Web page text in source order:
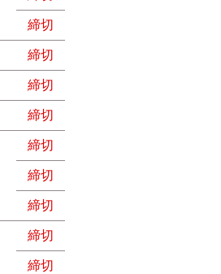
締切
締切
締切
締切
締切
締切
締切
締切
締切